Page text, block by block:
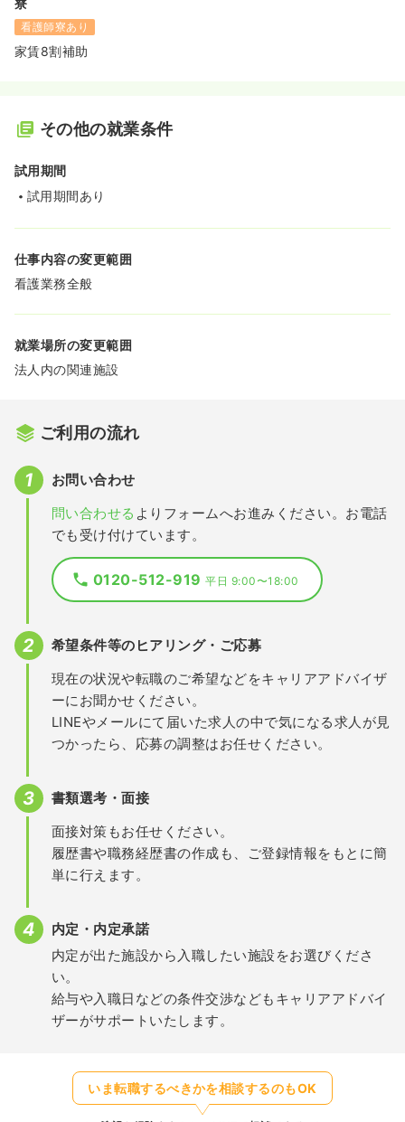
寮
看護師寮あり
家賃8割補助
その他の就業条件
試用期間
試用期間あり
仕事内容の変更範囲
看護業務全般
就業場所の変更範囲
法人内の関連施設
ご利用の流れ
お問い合わせ
問い合わせる よりフォームへお進みください。お電話
でも受け付けています。
0120-512-919平日 9:00〜18:00
希望条件等のヒアリング・ご応募
現在の状況や転職のご希望などをキャリアアドバイザ
ーにお聞かせください。
LINEやメールにて届いた求人の中で気になる求人が見
つかったら、応募の調整はお任せください。
書類選考・面接
面接対策もお任せください。
履歴書や職務経歴書の作成も、ご登録情報をもとに簡
単に行えます。
内定・内定承諾
内定が出た施設から入職したい施設をお選びくださ
い。
給与や入職日などの条件交渉などもキャリアアドバイ
ザーがサポートいたします。
いま転職するべきかを相談するのもOK